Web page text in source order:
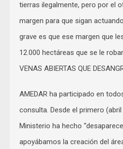
tierras ilegalmente, pero por el
margen para que sigan
grave es que ese margen que
12.000 hectáreas que se le
VENAS ABIERTAS QUE
AMEDAR ha participado en
consulta. Desde el primero (abril
Ministerio ha hecho
apoyábamos la creación del